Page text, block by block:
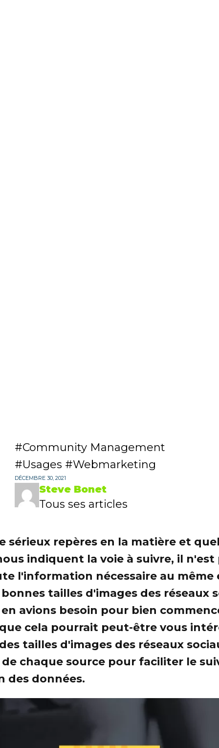
Community Management
Usages
Webmarketing
DÉCEMBRE 30, 2021
Steve Bonet
Tous ses articles
sérieux repères en la matière et
indiquent la voie à suivre, il n'est
l'information nécessaire au
tailles d'images des réseaux
avions besoin pour bien
cela pourrait peut-être vous
tailles d'images des réseaux
de chaque source pour faciliter le
des données.